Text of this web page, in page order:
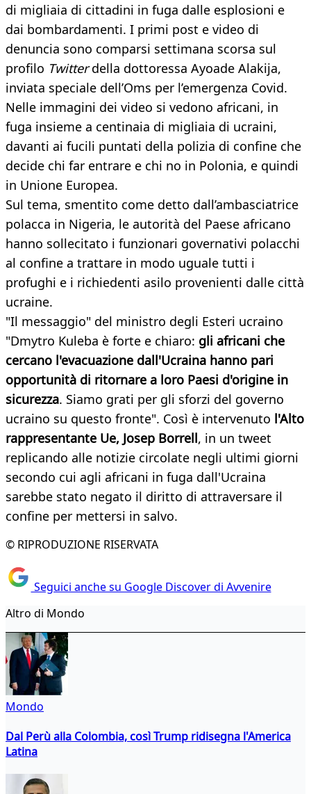
di migliaia di cittadini in fuga dalle esplosioni e
dai bombardamenti. I primi post e video di
denuncia sono comparsi settimana scorsa sul
profilo Twitterdella dottoressa Ayoade Alakija,
inviata speciale dell’Oms per l’emergenza Covid.
Nelle immagini dei video si vedono africani, in
fuga insieme a centinaia di migliaia di ucraini,
davanti ai fucili puntati della polizia di confine che
decide chi far entrare e chi no in Polonia, e quindi
in Unione Europea.
Sul tema, smentito come detto dall’ambasciatrice
polacca in Nigeria, le autorità del Paese africano
hanno sollecitato i funzionari governativi polacchi
al confine a trattare in modo uguale tutti i
profughi e i richiedenti asilo provenienti dalle città
ucraine.
"Il messaggio" del ministro degli Esteri ucraino
"Dmytro Kuleba è forte e chiaro: gli africani che
cercano l'evacuazione dall'Ucraina hanno pari
opportunità di ritornare a loro Paesi d'origine in
sicurezza. Siamo grati per gli sforzi del governo
ucraino su questo fronte". Così è intervenuto l'Alto
rappresentante Ue, Josep Borrell, in un tweet
replicando alle notizie circolate negli ultimi giorni
secondo cui agli africani in fuga dall'Ucraina
sarebbe stato negato il diritto di attraversare il
confine per mettersi in salvo.
© RIPRODUZIONE RISERVATA
Seguici anche su Google Discover di Avvenire
Altro di Mondo
Mondo
Dal Perù alla Colombia, così Trump ridisegna l'America
Latina